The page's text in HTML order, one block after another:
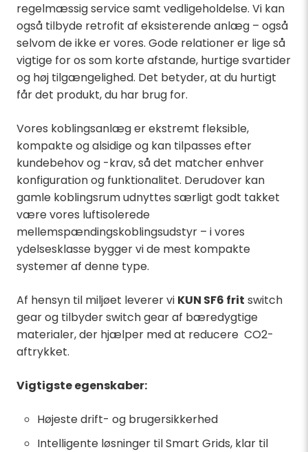
regelmæssig service samt vedligeholdelse. Vi kan
også tilbyde retrofit af eksisterende anlæg – også
selvom de ikke er vores. Gode relationer er lige så
vigtige for os som korte afstande, hurtige svartider
og høj tilgængelighed. Det betyder, at du hurtigt
får det produkt, du har brug for.
Vores koblingsanlæg er ekstremt fleksible,
kompakte og alsidige og kan tilpasses efter
kundebehov og -krav, så det matcher enhver
konfiguration og funktionalitet. Derudover kan
gamle koblingsrum udnyttes særligt godt takket
være vores luftisolerede
mellemspændingskoblingsudstyr – i vores
ydelsesklasse bygger vi de mest kompakte
systemer af denne type.
Af hensyn til miljøet leverer vi KUN SF6 frit switch
gear og tilbyder switch gear af bæredygtige
materialer, der hjælper med at reducere CO2-
aftrykket.
Vigtigste egenskaber:
Højeste drift- og brugersikkerhed
Intelligente løsninger til Smart Grids, klar til